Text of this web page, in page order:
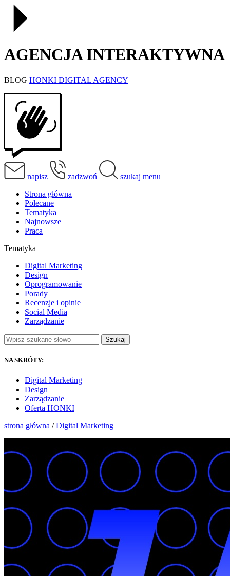
AGENCJA INTERAKTYWNA
BLOG HONKI DIGITAL AGENCY
napisz zadzwoń szukaj menu
Strona główna
Polecane
Tematyka
Najnowsze
Praca
Tematyka
Digital Marketing
Design
Oprogramowanie
Porady
Recenzje i opinie
Social Media
Zarządzanie
Szukaj
NA SKRÓTY:
Digital Marketing
Design
Zarządzanie
Oferta HONKI
strona główna /Digital Marketing